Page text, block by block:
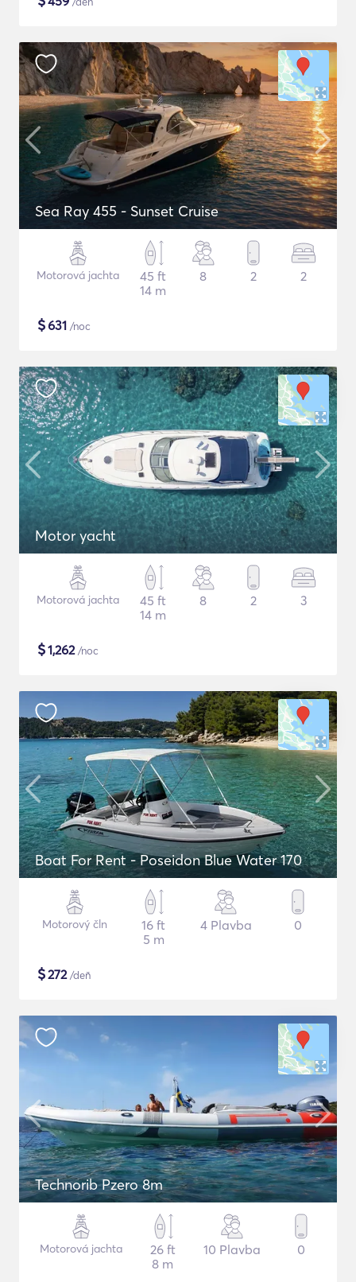
Sea Ray 455 - Sunset Cruise
Motorová jachta
45 ft
14 m
8 2 2
$631 /noc
Motor yacht
Motorová jachta
45 ft
14 m
8 2 3
$1,262/noc
Boat For Rent - Poseidon Blue Water 170
Motorový čln
16 ft
5 m
4 Plavba 0
$272/deň
Technorib Pzero 8m
Motorová jachta
26 ft
8 m
10 Plavba 0